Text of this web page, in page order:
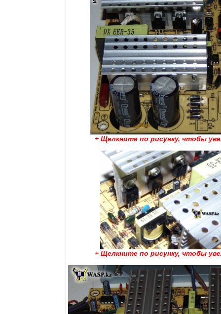
+ Щелкните по рисунку, чтобы
+ Щелкните по рисунку, чтобы